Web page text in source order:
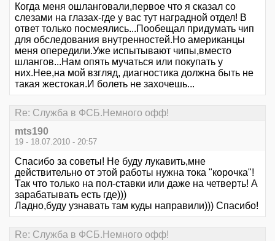
Когда меня ошланговали,первое что я сказал со
слезами на глазах-где у вас тут наградной отдел! В
ответ только посмеялись...Пообещал придумать чип
для обследования внутренностей.Но американцы
меня опередили.Уже испытывают чипы,вместо
шлангов...Нам опять мучаться или покупать у
них.Нее,на мой взгляд, диагностика должна быть не
такая жестокая.И болеть не захочешь...
Re: Служба в ФСБ.Немного офф!
mts190
19 - 18.07.2010 - 20:57
Спасибо за советы! Не буду лукавить,мне
действительно от этой работы нужна тока "корочка"!
Так что только на пол-ставки или даже на четверть! А
зарабатывать есть где)))
Ладно,буду узнавать там куды направили))) Спасибо!
Re: Служба в ФСБ.Немного офф!